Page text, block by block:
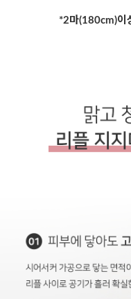
*2마(180cm)이